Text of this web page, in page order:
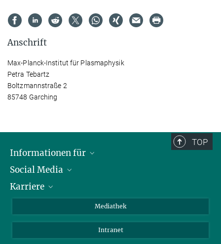
Anschrift
Max-Planck-Institut für Plasmaphysik
Petra Tebartz
Boltzmannstraße 2
85748 Garching
TOP
Informationen für
Journalisten
Schule
Social Media
LinkedIn
Karriere
Mediathek
Intranet